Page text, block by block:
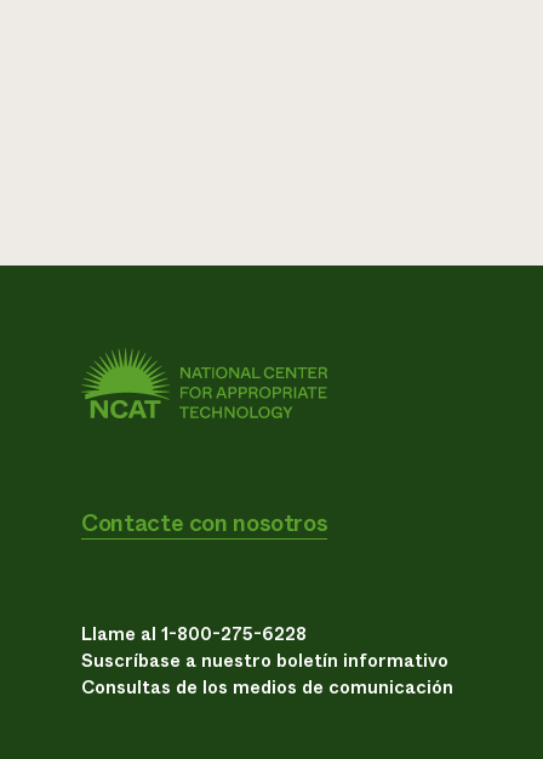
Contacte con nosotros
Llame al 1-800-275-6228
Suscríbase a nuestro boletín informativo
Consultas de los medios de comunicación